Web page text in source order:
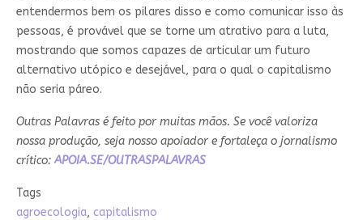
entendermos bem os pilares disso e como comunicar isso às
pessoas, é provável que se torne um atrativo para a luta,
mostrando que somos capazes de articular um futuro
alternativo utópico e desejável, para o qual o capitalismo
não seria páreo.
Outras Palavras é feito por muitas mãos. Se você valoriza
nossa produção, seja nosso apoiador e fortaleça o jornalismo
crítico: APOIA.SE/OUTRASPALAVRAS
Tags
agroecologia, capitalismo